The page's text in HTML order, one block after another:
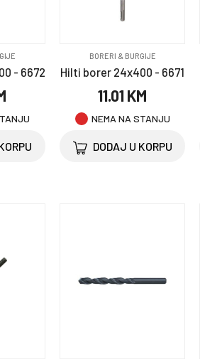
- 6672
BORERI & BURGIJE
Hilti borer 24x400 - 6671
11.01 KM
NEMA NA STANJU
DODAJ U KORPU